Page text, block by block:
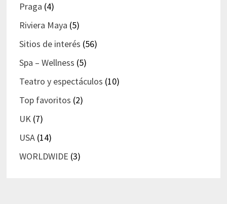
Praga (4)
Riviera Maya (5)
Sitios de interés (56)
Spa – Wellness (5)
Teatro y espectáculos (10)
Top favoritos (2)
UK(7)
USA(14)
WORLDWIDE (3)